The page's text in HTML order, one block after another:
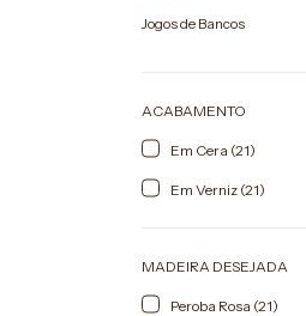
Jogos de Bancos
ACABAMENTO
Em Cera (21)
Em Verniz (21)
MADEIRA DESEJADA
Peroba Rosa (21)